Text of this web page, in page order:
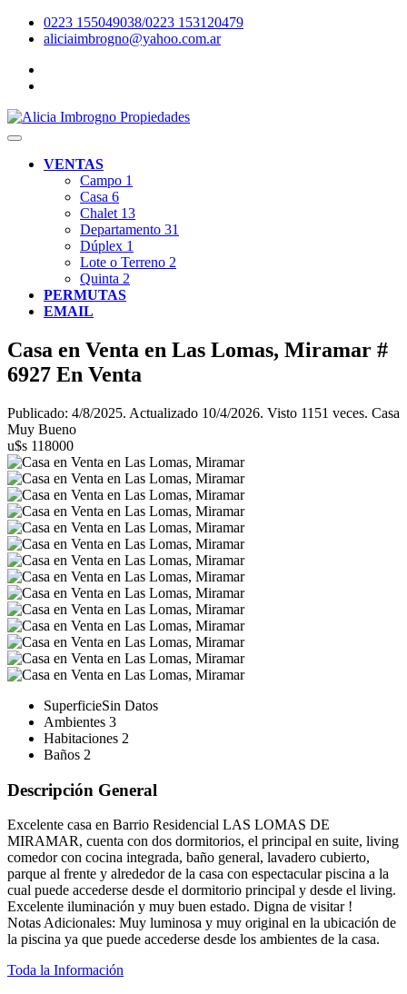
0223 155049038/0223 153120479
aliciaimbrogno@yahoo.com.ar
VENTAS
Campo 1
Casa 6
Chalet 13
Departamento 31
Dúplex 1
Lote o Terreno 2
Quinta 2
PERMUTAS
EMAIL
Casa en Venta en Las Lomas, Miramar #
6927 En Venta
Publicado: 4/8/2025. Actualizado 10/4/2026. Visto 1151 veces. Casa
Muy Bueno
u$s 118000
SuperficieSin Datos
Ambientes 3
Habitaciones 2
Baños 2
Descripción General
Excelente casa en Barrio Residencial LAS LOMAS DE
MIRAMAR, cuenta con dos dormitorios, el principal en suite, living
comedor con cocina integrada, baño general, lavadero cubierto,
parque al frente y alrededor de la casa con espectacular piscina a la
cual puede accederse desde el dormitorio principal y desde el living.
Excelente iluminación y muy buen estado. Digna de visitar !
Notas Adicionales: Muy luminosa y muy original en la ubicación de
la piscina ya que puede accederse desde los ambientes de la casa.
Toda la Información